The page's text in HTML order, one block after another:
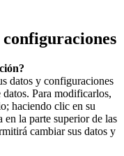
datos y configuraciones
datos. Para modificarlos,
haciendo clic en su
en la parte superior de las
cambiar sus datos y